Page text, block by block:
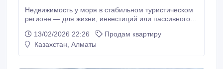
Недвижимость у моря в стабильном туристическом
регионе — для жизни, инвестиций или пассивного
работаем официально, подбираем объекты под
ваш бюджет и сопровождаем сделку от выбора
13/02/2026 22:26
Продам квартиру
Казахстан, Алматы